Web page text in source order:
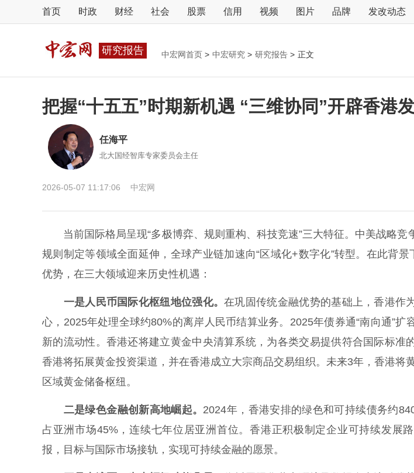
首页 时政 财经 社会 股票 信用 视频 图片 品牌 发改动态
研究报告 中宏网首页 > 中宏研究 > 研究报告 > 正文
把握“十五五”时期新机遇 “三维协同”开辟香港
任海平
北大国经智库专家委员会主任
2026-05-07 11:17:06 中宏网
当前国际格局呈现“多极博弈、规则重构、科技竞速”三大特征。中美战略竞
规则制定等领域全面延伸，全球产业链加速向“区域化+数字化”转型。在此背景
优势，在三大领域迎来历史性机遇：
一是人民币国际化枢纽地位强化。在巩固传统金融优势的基础上，香港作
心，2025年处理全球约80%的离岸人民币结算业务。2025年债券通“南向通”扩
新的流动性。香港还将建立黄金中央清算系统，为各类交易提供符合国际标准
香港将拓展黄金投资渠道，并在香港成立大宗商品交易组织。未来3年，香港将
区域黄金储备枢纽。
二是绿色金融创新高地崛起。 2024年，香港安排的绿色和可持续债务约
占亚洲市场45%，连续七年位居亚洲首位。香港正积极制定企业可持续发展
报，目标与国际市场接轨，实现可持续金融的愿景。